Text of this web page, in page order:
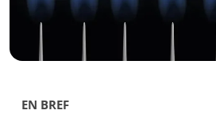
EN BREF